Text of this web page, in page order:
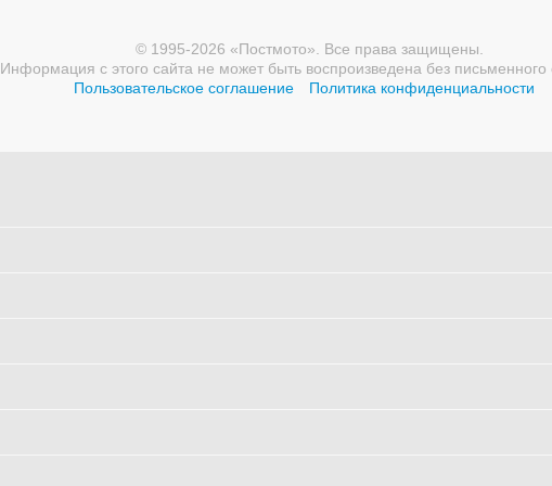
© 1995-2026 «Постмото». Все права защищены.
Информация с этого сайта не может быть воспроизведена без письменного
Пользовательское соглашение
Политика конфиденциальности